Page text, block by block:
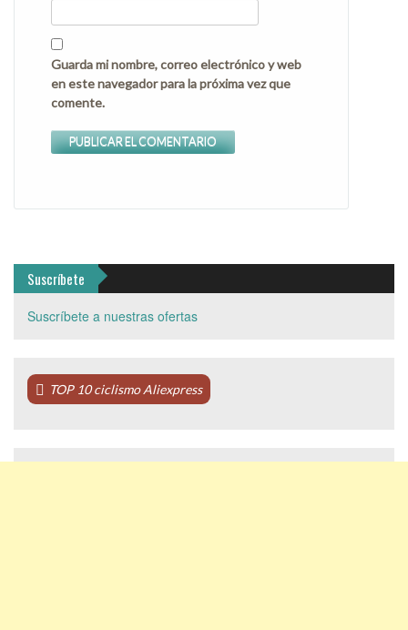
Guarda mi nombre, correo electrónico y web
en este navegador para la próxima vez que
comente.
Suscríbete
Suscríbete a nuestras ofertas
TOP 10 ciclismo Aliexpress